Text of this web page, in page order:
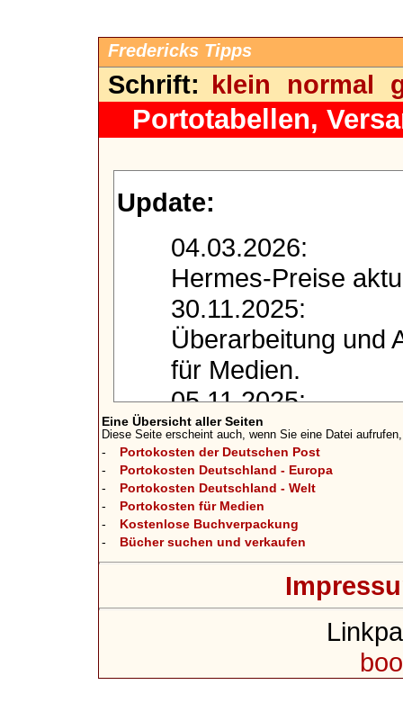
Fredericks Tipps
Schrift: klein normal
Portotabellen,
Update:
04.03.2026:
Hermes-Preise
30.11.2025:
Überarbeitung und
für Medien.
05.11.2025:
Überarbeitung und
Europa und Welt.
30.06.2025:
Warensendung
auf 2,70 Euro.
31.12.2024:
Preise 2025:
und international,
bis einschl. 5kg.
Eine Übersicht aller Seiten
Diese Seite erscheint auch, wenn Sie eine Datei
-
Portokosten der Deutschen Post
-
Portokosten Deutschland - Europa
-
Portokosten Deutschland - Welt
-
Portokosten für Medien
-
Kostenlose Buchverpackung
-
Bücher suchen und verkaufen